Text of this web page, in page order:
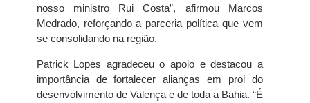
nosso ministro Rui Costa”, afirmou Marcos
Medrado, reforçando a parceria política que vem
se consolidando na região.
Patrick Lopes agradeceu o apoio e destacou a
importância de fortalecer alianças em prol do
desenvolvimento de Valença e de toda a Bahia. “É